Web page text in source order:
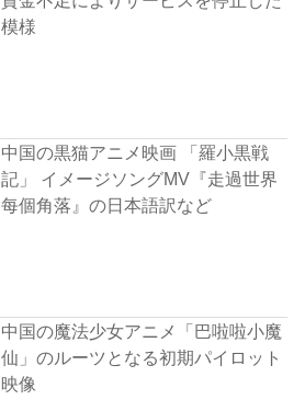
模様
中国の黒猫アニメ映画 「羅小黒戦
記」 イメージソングMV『走過世界
每個角落』の日本語訳など
中国の魔法少女アニメ「巴啦啦小魔
仙」のルーツとなる初期パイロット
映像